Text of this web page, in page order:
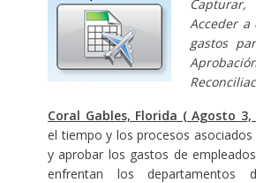
Acceder a
gastos
Coral Gables, Florida ( Agosto 3,
el tiempo y los procesos asociados
y aprobar los gastos de
enfrentan los departamentos